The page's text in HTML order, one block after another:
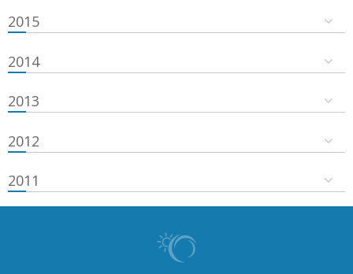
2015
2014
2013
2012
2011